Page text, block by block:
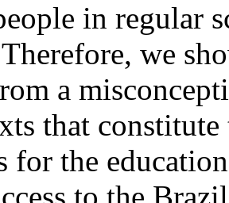
in regular
we
a
that
for the